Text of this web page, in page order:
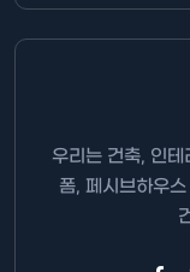
우리는 건축, 인
폼, 페시브하우